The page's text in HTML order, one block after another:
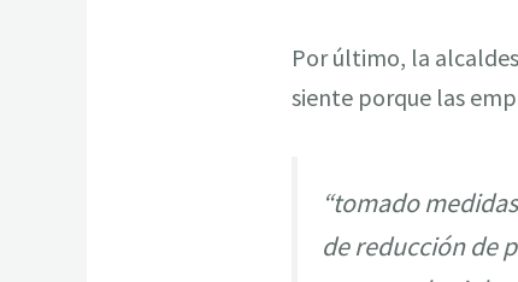
Por último, la
siente porque las
“tomado
de reducción de